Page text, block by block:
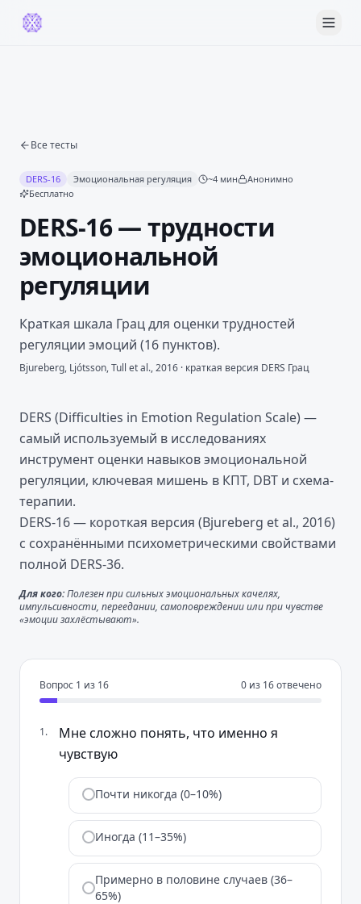
Все тесты
DERS-16 Эмоциональная регуляция ~4 мин
Анонимно
Бесплатно
DERS-16 — трудности
эмоциональной
регуляции
Краткая шкала Грац для оценки трудностей
регуляции эмоций (16 пунктов).
Bjureberg, Ljótsson, Tull et al., 2016 · краткая версия DERS Грац
DERS (Difficulties in Emotion Regulation Scale) —
самый используемый в исследованиях
инструмент оценки навыков эмоциональной
регуляции, ключевая мишень в КПТ, DBT и схема-
терапии.
DERS-16 — короткая версия (Bjureberg et al., 2016)
с сохранёнными психометрическими свойствами
полной DERS-36.
Для кого:Полезен при сильных эмоциональных качелях,
импульсивности, переедании, самоповреждении или при чувстве
«эмоции захлёстывают».
Вопрос 1 из 16 0 из 16отвечено
1.
Мне сложно понять, что именно я
чувствую
Почти никогда (0–10%)
Иногда (11–35%)
Примерно в половине случаев (36–
65%)